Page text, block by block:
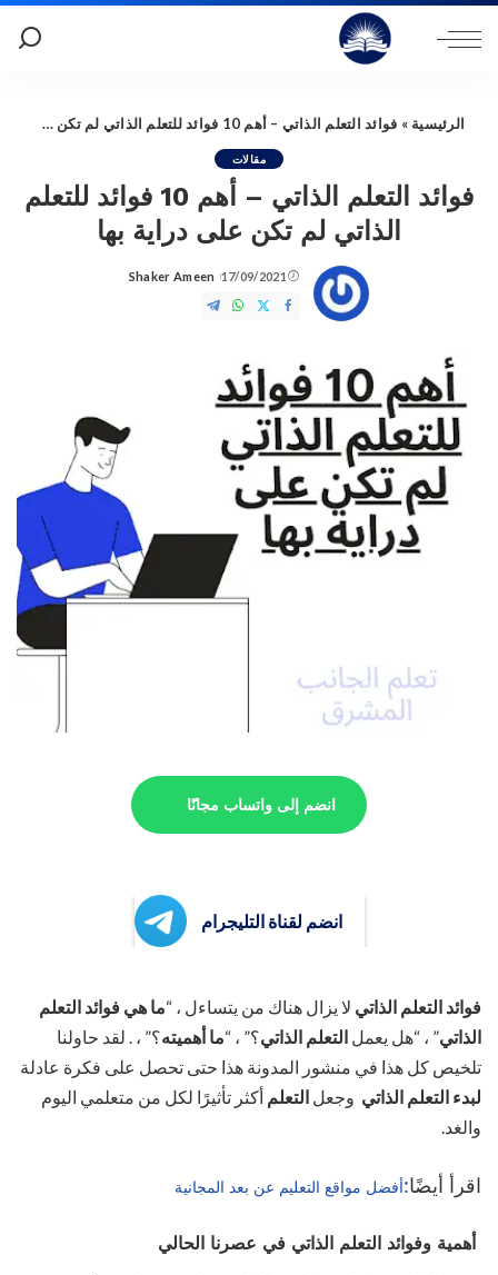
الرئيسية » فوائد التعلم الذاتي – أهم 10 فوائد للتعلم الذاتي لم تكن على دراية بها
مقالات
فوائد التعلم الذاتي – أهم 10 فوائد للتعلم
الذاتي لم تكن على دراية بها
17/09/2021
Posted
by
Shaker Ameen
انضم إلى واتساب مجانًا
انضم لقناة التليجرام
فوائد التعلم الذاتي لا يزال هناك من يتساءل ، “ما هي فوائد التعلم
الذاتي” ، “هل يعمل التعلم الذاتي؟” ، “ما أهميته؟” ، . لقد حاولنا
تلخيص كل هذا في منشور المدونة هذا حتى تحصل على فكرة عادلة
لبدء التعلم الذاتي وجعل التعلم أكثر تأثيرًا لكل من متعلمي اليوم
والغد.
اقرأ أيضًا:أفضل مواقع التعليم عن بعد المجانية
أهمية وفوائد التعلم الذاتي في عصرنا الحالي